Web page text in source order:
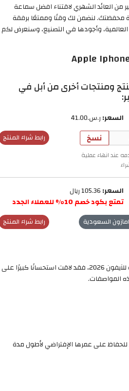
من العائد الشهري لاقتناء افضل سماعة
محفظتك. لنضمن لك وقتًا وممتعًا برفقة
وأجودها في التصنيع، وسنعرض لكم
ومنتجات أخرى من أبل في
السعر: ر.س.‏41.00
رابط شراء المنتج نسخ
عند انهاء عملية
السعر: 105.36 ريال
تمتع بكود خصم 10% للعملاء الجدد
رابط شراء المنتج السعودية
تعتبر سماعة أذن آيفون اللاسلكية، هي افضل سماعة بلوتوث رخيصة للآيفون 2026، فقد لاقت استحسانًا كبيرًا على
المواصفات.
للحفاظ على عمرها الإفتراضي لأطول مدة